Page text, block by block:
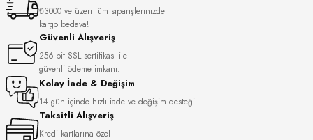
₺3000 ve üzeri tüm siparişlerinizde
kargo bedava!
Güvenli Alışveriş
256-bit SSL sertifikası ile
güvenli ödeme imkanı.
Kolay İade & Değişim
14 gün içinde hızlı iade ve değişim desteği.
Taksitli Alışveriş
Kredi kartlarına özel